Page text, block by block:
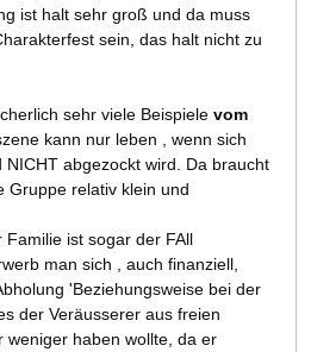
ist halt sehr groß und da muss
sein, das halt nicht zu
sehr viele Beispiele vom
kann nur leben , wenn sich
abgezockt wird. Da braucht
Gruppe relativ klein und
ist sogar der FAll
man sich , auch finanziell,
'Beziehungsweise bei der
der Veräusserer aus freien
weniger haben wollte, da er